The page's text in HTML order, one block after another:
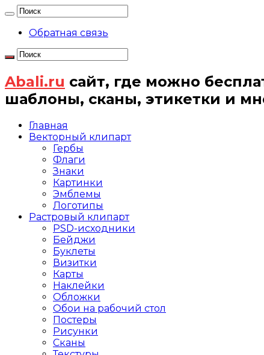
Обратная связь
Abali.ru сайт, где можно
шаблоны, сканы, этикетки и
Главная
Векторный клипарт
Гербы
Флаги
Знаки
Картинки
Эмблемы
Логотипы
Растровый клипарт
PSD-исходники
Бейджи
Буклеты
Визитки
Карты
Наклейки
Обложки
Обои на рабочий стол
Постеры
Рисунки
Сканы